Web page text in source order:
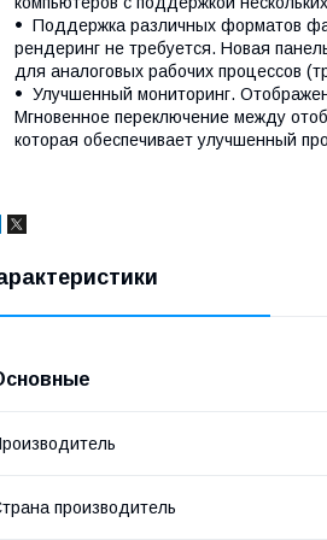
Поддержка различных форматов
рендеринг не требуется. Новая
для аналоговых рабочих процессов
Улучшенный мониторинг.
Мгновенное переключение между
которая обеспечивает улучшенный
производитель